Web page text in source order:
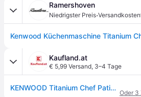
Ramershoven
Niedrigster Preis·
Kaufland.at
€ 5,99 Versand, 3–4 Tage
KENWOOD Titanium Chef Patissier XL KWL90 inkl. Waage
Oder 3